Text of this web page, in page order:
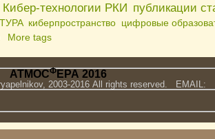
Кибер-технологии РКИ публикации
киберпространство цифровые
More tags
АТМОСФЕРА 2016
2003-2016 All rights reserved. EMAIL: